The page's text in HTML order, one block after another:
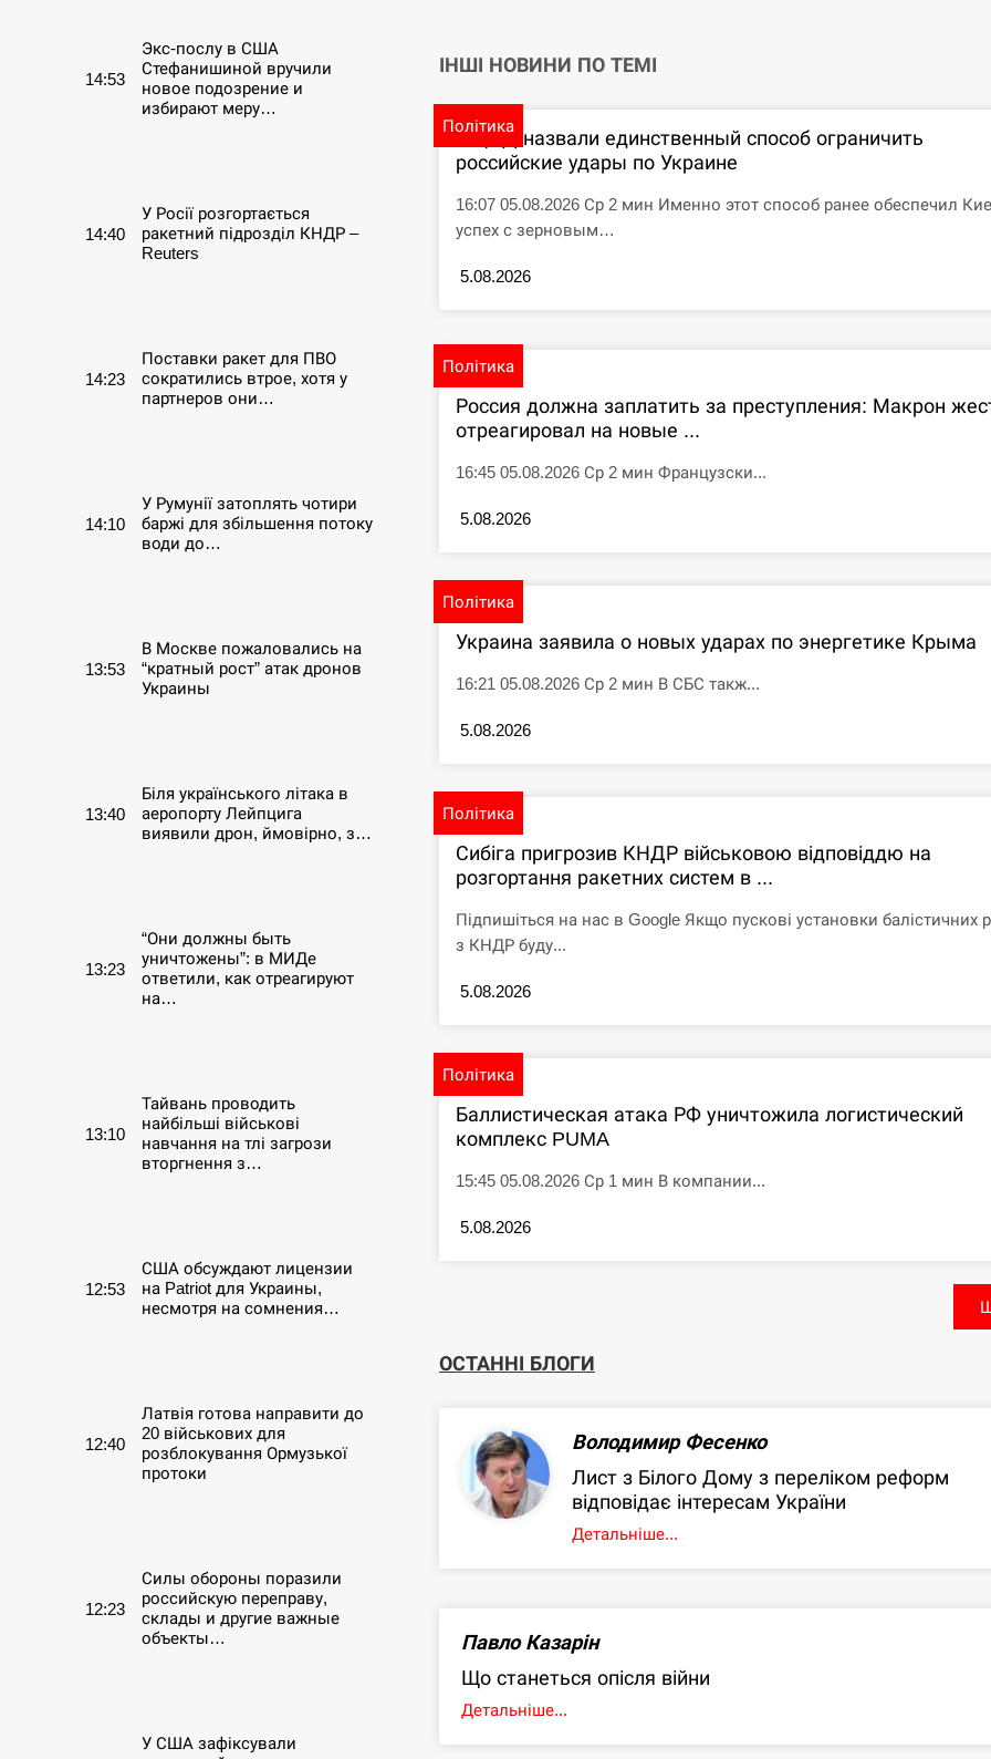
14:53
Экс-послу в США
Стефанишиной вручили
новое подозрение и
избирают меру…
14:40
У Росії розгортається
ракетний підрозділ КНДР –
Reuters
14:23
Поставки ракет для ПВО
сократились втрое, хотя у
партнеров они…
14:10
У Румунії затоплять чотири
баржі для збільшення потоку
води до…
13:53
В Москве пожаловались на
“кратный рост” атак дронов
Украины
13:40
Біля українського літака в
аеропорту Лейпцига
виявили дрон, ймовірно, з…
13:23
“Они должны быть
уничтожены”: в МИДе
ответили, как отреагируют
на…
13:10
Тайвань проводить
найбільші військові
навчання на тлі загрози
вторгнення з…
12:53
США обсуждают лицензии
на Patriot для Украины,
несмотря на сомнения…
12:40
Латвія готова направити до
20 військових для
розблокування Ормузької
протоки
12:23
Силы обороны поразили
российскую переправу,
склады и другие важные
объекты…
У США зафіксували
ІНШІ НОВИНИ ПО ТЕМІ
Політика
В ЦПД назвали единственный способ ограничить
российские удары по Украине
16:07 05.08.2026 Ср 2 мин Именно этот способ ранее обеспечил
успех с зерновым…
5.08.2026
Політика
Россия должна заплатить за преступления: Макрон
отреагировал на новые ...
16:45 05.08.2026 Ср 2 мин Французски...
5.08.2026
Політика
Украина заявила о новых ударах по энергетике Крыма
16:21 05.08.2026 Ср 2 мин В СБС такж...
5.08.2026
Політика
Сибіга пригрозив КНДР військовою відповіддю на
розгортання ракетних систем в ...
Підпишіться на нас в Google Якщо пускові установки балістичних
з КНДР буду...
5.08.2026
Політика
Баллистическая атака РФ уничтожила логистический
комплекс PUMA
15:45 05.08.2026 Ср 1 мин В компании...
5.08.2026
ОСТАННІ БЛОГИ
Володимир Фесенко
Лист з Білого Дому з переліком реформ
відповідає інтересам України
Детальніше...
Павло Казарін
Що станеться опісля війни
Детальніше...